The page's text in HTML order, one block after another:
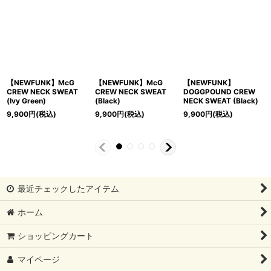
【NEWFUNK】McG
CREW NECK SWEAT
(Ivy Green)
9,900円(税込)
【NEWFUNK】McG
CREW NECK SWEAT
(Black)
9,900円(税込)
【NEWFUNK】
DOGGPOUND CREW
NECK SWEAT (Black)
9,900円(税込)
最近チェックしたアイテム
ホーム
ショッピングカート
マイページ